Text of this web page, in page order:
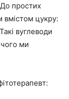
До простих
вмістом цукру:
вуглеводи
ми